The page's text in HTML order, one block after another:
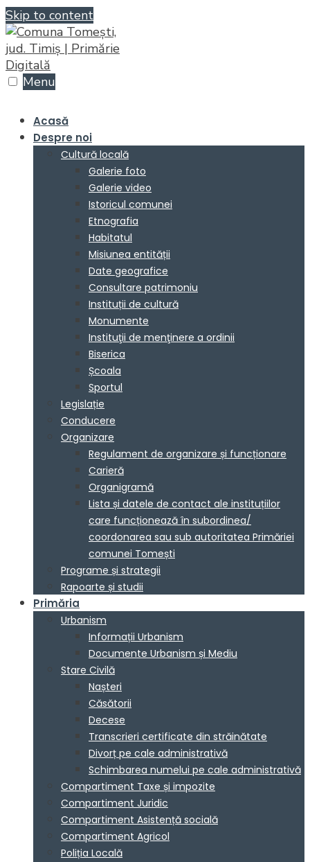
Skip to content
Menu
Acasă
Despre noi
Cultură locală
Galerie foto
Galerie video
Istoricul comunei
Etnografia
Habitatul
Misiunea entității
Date geografice
Consultare patrimoniu
Instituții de cultură
Monumente
Instituţii de menţinere a ordinii
Biserica
Școala
Sportul
Legislație
Conducere
Organizare
Regulament de organizare și funcționare
Carieră
Organigramă
Lista și datele de contact ale instituțiilor
care funcționează în subordinea/
coordonarea sau sub autoritatea Primăriei
comunei Tomești
Programe și strategii
Rapoarte și studii
Primăria
Urbanism
Informații Urbanism
Documente Urbanism și Mediu
Stare Civilă
Nașteri
Căsătorii
Decese
Transcrieri certificate din străinătate
Divorț pe cale administrativă
Schimbarea numelui pe cale administrativă
Compartiment Taxe și impozite
Compartiment Juridic
Compartiment Asistență socială
Compartiment Agricol
Poliția Locală